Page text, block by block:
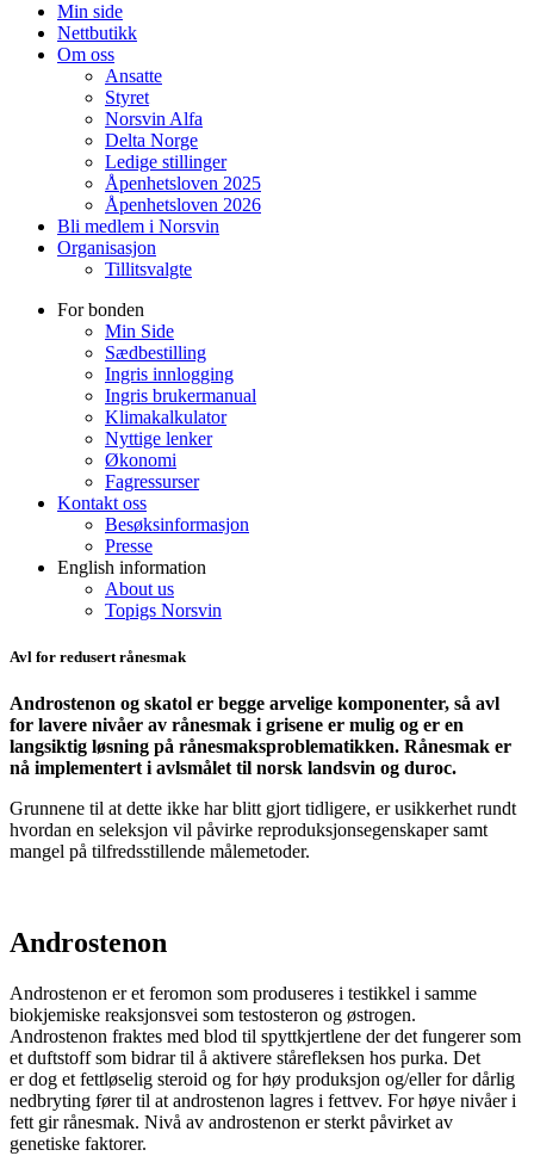
Min side
Nettbutikk
Om oss
Ansatte
Styret
Norsvin Alfa
Delta Norge
Ledige stillinger
Åpenhetsloven 2025
Åpenhetsloven 2026
Bli medlem i Norsvin
Organisasjon
Tillitsvalgte
For bonden
Min Side
Sædbestilling
Ingris innlogging
Ingris brukermanual
Klimakalkulator
Nyttige lenker
Økonomi
Fagressurser
Kontakt oss
Besøksinformasjon
Presse
English information
About us
Topigs Norsvin
Avl for redusert rånesmak
Androstenon og skatol er begge arvelige komponenter, så avl
for lavere nivåer av rånesmak i grisene er mulig og er en
langsiktig løsning på rånesmaksproblematikken. Rånesmak er
nå implementert i avlsmålet til norsk landsvin og duroc.
Grunnene til at dette ikke har blitt gjort tidligere, er usikkerhet rundt
hvordan en seleksjon vil påvirke reproduksjonsegenskaper samt
mangel på tilfredsstillende målemetoder.
Androstenon
Androstenon er et feromon som produseres i testikkel i samme
biokjemiske reaksjonsvei som testosteron og østrogen.
Androstenon fraktes med blod til spyttkjertlene der det fungerer som
et duftstoff som bidrar til å aktivere stårefleksen hos purka. Det
er dog et fettløselig steroid og for høy produksjon og/eller for dårlig
nedbryting fører til at androstenon lagres i fettvev. For høye nivåer i
fett gir rånesmak. Nivå av androstenon er sterkt påvirket av
genetiske faktorer.